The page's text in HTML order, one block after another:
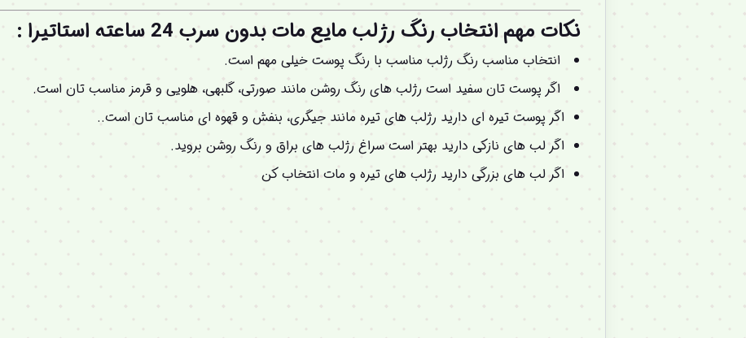
: نکات مهم انتخاب رنگ رژلب مایع مات بدون سرب 24 ساعته استاتیرا
انتخاب مناسب رنگ رژلب مناسب با رنگ پوست خیلی مهم است.
اگر پوست تان سفید است رژلب های رنگ روشن مانند صورتی، گلبهی، هلویی و قرمز مناسب تان است.
اگر پوست تیره ای دارید رژلب های تیره مانند جیگری، بنفش و قهوه ای مناسب تان است..
اگر لب های نازکی دارید بهتر است سراغ رژلب های براق و رنگ روشن بروید.
اگر لب های بزرگی دارید رژلب های تیره و مات انتخاب کن